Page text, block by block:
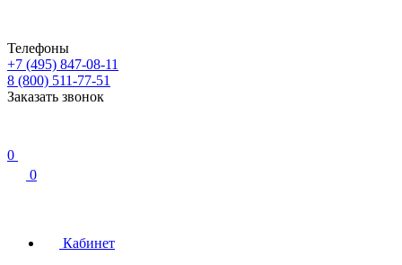
Телефоны
+7 (495) 847-08-11
8 (800) 511-77-51
Заказать звонок
0
0
Кабинет